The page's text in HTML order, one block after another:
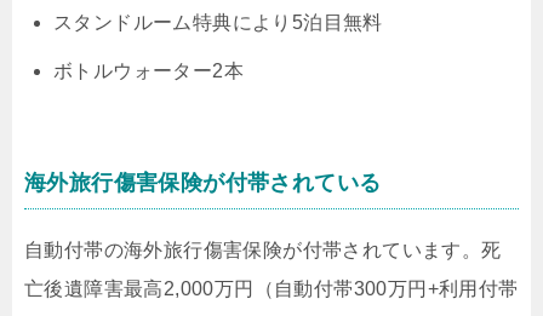
スタンドルーム特典により5泊目無料
ボトルウォーター2本
海外旅行傷害保険が付帯されている
自動付帯の海外旅行傷害保険が付帯されています。死
亡後遺障害最高2,000万円（自動付帯300万円+利用付帯